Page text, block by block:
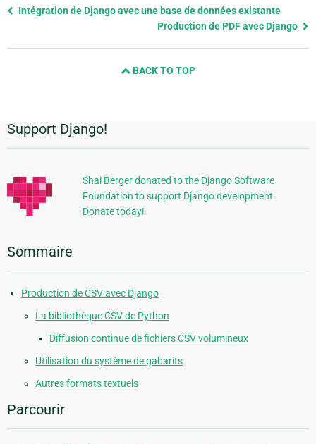
Previous
Intégration de Django avec une base de données existante
Production de PDF avec Django
BACK TO TOP
Informations
supplémentaires
Support Django!
Shai Berger donated to the Django Software
Foundation to support Django development.
Donate today!
Sommaire
Production de CSV avec Django
La bibliothèque CSV de Python
Diffusion continue de fichiers CSV volumineux
Utilisation du système de gabarits
Autres formats textuels
Parcourir